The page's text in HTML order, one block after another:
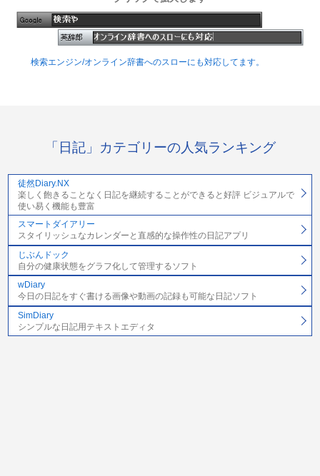
検索エンジン/オンライン辞書へのスローにも対応してます。
「日記」カテゴリーの人気ランキング
徒然Diary.NX
楽しく飽きることなく日記を継続することができると好評 ビジュアルで
使い易く機能も豊富
スマートダイアリー
スタイリッシュなカレンダーと直感的な操作性の日記アプリ
じぶんドック
自分の健康状態をグラフ化して管理するソフト
wDiary
今日の日記をすぐ書ける画像や動画の記録も可能な日記ソフト
SimDiary
シンプルな日記用テキストエディタ